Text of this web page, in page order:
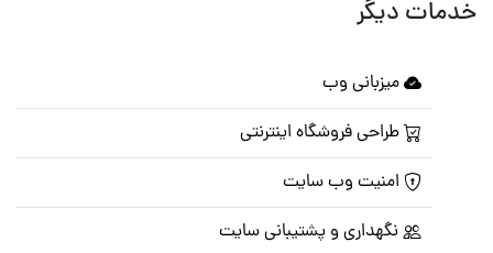
خدمات دیگر
میزبانی وب
طراحی فروشگاه اینترنتی
امنیت وب سایت
نگهداری و پشتیبانی سایت